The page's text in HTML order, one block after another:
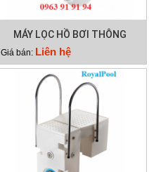
MÁY LỌC HỒ BƠI THÔNG
MINH PK 8028
Giá bán: Liên hệ